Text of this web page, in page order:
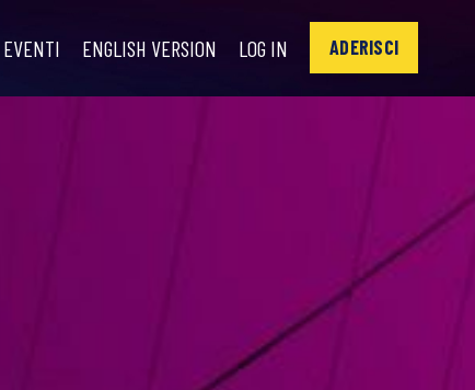
EVENTI ENGLISH VERSION LOG IN ADERISCI